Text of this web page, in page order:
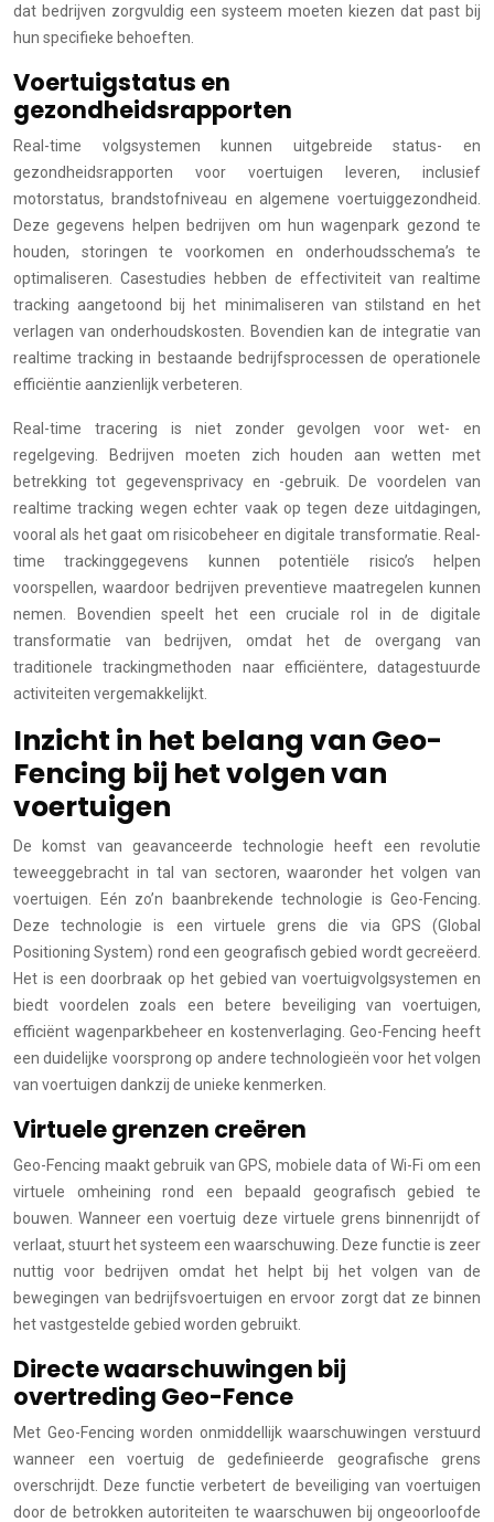
dat bedrijven zorgvuldig een systeem moeten kiezen dat past bij
hun specifieke behoeften.
Voertuigstatus en
gezondheidsrapporten
Real-time volgsystemen kunnen uitgebreide status- en
gezondheidsrapporten voor voertuigen leveren, inclusief
motorstatus, brandstofniveau en algemene voertuiggezondheid.
Deze gegevens helpen bedrijven om hun wagenpark gezond te
houden, storingen te voorkomen en onderhoudsschema’s te
optimaliseren. Casestudies hebben de effectiviteit van realtime
tracking aangetoond bij het minimaliseren van stilstand en het
verlagen van onderhoudskosten. Bovendien kan de integratie van
realtime tracking in bestaande bedrijfsprocessen de operationele
efficiëntie aanzienlijk verbeteren.
Real-time tracering is niet zonder gevolgen voor wet- en
regelgeving. Bedrijven moeten zich houden aan wetten met
betrekking tot gegevensprivacy en -gebruik. De voordelen van
realtime tracking wegen echter vaak op tegen deze uitdagingen,
vooral als het gaat om risicobeheer en digitale transformatie. Real-
time trackinggegevens kunnen potentiële risico’s helpen
voorspellen, waardoor bedrijven preventieve maatregelen kunnen
nemen. Bovendien speelt het een cruciale rol in de digitale
transformatie van bedrijven, omdat het de overgang van
traditionele trackingmethoden naar efficiëntere, datagestuurde
activiteiten vergemakkelijkt.
Inzicht in het belang van Geo-
Fencing bij het volgen van
voertuigen
De komst van geavanceerde technologie heeft een revolutie
teweeggebracht in tal van sectoren, waaronder het volgen van
voertuigen. Eén zo’n baanbrekende technologie is Geo-Fencing.
Deze technologie is een virtuele grens die via GPS (Global
Positioning System) rond een geografisch gebied wordt gecreëerd.
Het is een doorbraak op het gebied van voertuigvolgsystemen en
biedt voordelen zoals een betere beveiliging van voertuigen,
efficiënt wagenparkbeheer en kostenverlaging. Geo-Fencing heeft
een duidelijke voorsprong op andere technologieën voor het volgen
van voertuigen dankzij de unieke kenmerken.
Virtuele grenzen creëren
Geo-Fencing maakt gebruik van GPS, mobiele data of Wi-Fi om een
virtuele omheining rond een bepaald geografisch gebied te
bouwen. Wanneer een voertuig deze virtuele grens binnenrijdt of
verlaat, stuurt het systeem een waarschuwing. Deze functie is zeer
nuttig voor bedrijven omdat het helpt bij het volgen van de
bewegingen van bedrijfsvoertuigen en ervoor zorgt dat ze binnen
het vastgestelde gebied worden gebruikt.
Directe waarschuwingen bij
overtreding Geo-Fence
Met Geo-Fencing worden onmiddellijk waarschuwingen verstuurd
wanneer een voertuig de gedefinieerde geografische grens
overschrijdt. Deze functie verbetert de beveiliging van voertuigen
door de betrokken autoriteiten te waarschuwen bij ongeoorloofde